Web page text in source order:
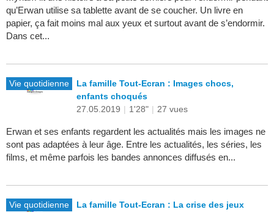
qu’Erwan utilise sa tablette avant de se coucher. Un livre en
papier, ça fait moins mal aux yeux et surtout avant de s’endormir.
Dans cet...
Vie quotidienne
La famille Tout-Ecran : Images chocs,
enfants choqués
27.05.2019 | 1'28" | 27 vues
Erwan et ses enfants regardent les actualités mais les images ne
sont pas adaptées à leur âge. Entre les actualités, les séries, les
films, et même parfois les bandes annonces diffusés en...
Vie quotidienne
La famille Tout-Ecran : La crise des jeux